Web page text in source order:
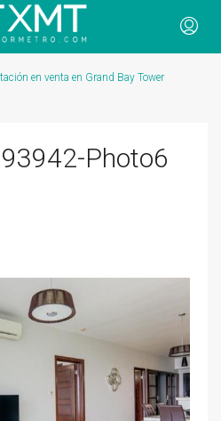
en venta en Grand Bay Tower
Photo6